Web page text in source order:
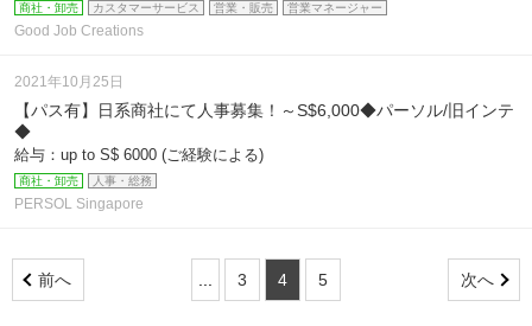
商社・卸売 カスタマーサービス 営業・販売 営業マネージャー
Good Job Creations
【パス有】日系商社にて人事募集！～S$6,000◆パーソル/旧インテ
◆
給与：up to S$ 6000 (ご経験による)
商社・卸売 人事・総務
2021年10月25日
PERSOL Singapore
前へ 3 4 5 次へ